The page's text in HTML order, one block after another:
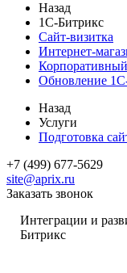
Назад
1С-Битрикс
Сайт-визитка
Интернет-
Обновление
Назад
Услуги
Подготовка
+7 (499) 677-5629
site@aprix.ru
Заказать звонок
Интеграции и
Битрикс